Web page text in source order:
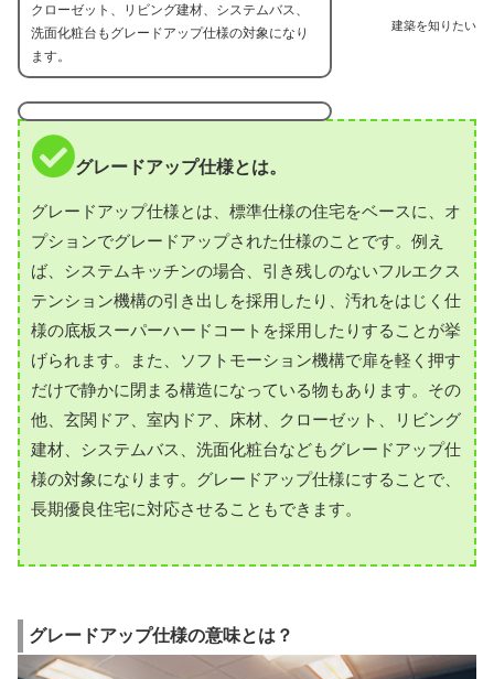
建築を知りたい
クローゼット、リビング建材、システムバス、
洗面化粧台もグレードアップ仕様の対象になり
ます。
グレードアップ仕様とは。
グレードアップ仕様とは、標準仕様の住宅をベースに、オ
プションでグレードアップされた仕様のことです。例え
ば、システムキッチンの場合、引き残しのないフルエクス
テンション機構の引き出しを採用したり、汚れをはじく仕
様の底板スーパーハードコートを採用したりすることが挙
げられます。また、ソフトモーション機構で扉を軽く押す
だけで静かに閉まる構造になっている物もあります。その
他、玄関ドア、室内ドア、床材、クローゼット、リビング
建材、システムバス、洗面化粧台などもグレードアップ仕
様の対象になります。グレードアップ仕様にすることで、
長期優良住宅に対応させることもできます。
グレードアップ仕様の意味とは？